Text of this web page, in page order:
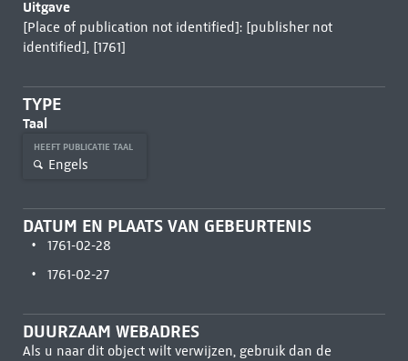
Uitgave
[Place of publication not identified]: [publisher not
identified], [1761]
TYPE
Taal
HEEFT PUBLICATIE TAAL
Engels
DATUM EN PLAATS VAN GEBEURTENIS
1761-02-28
1761-02-27
DUURZAAM WEBADRES
Als u naar dit object wilt verwijzen, gebruik dan de